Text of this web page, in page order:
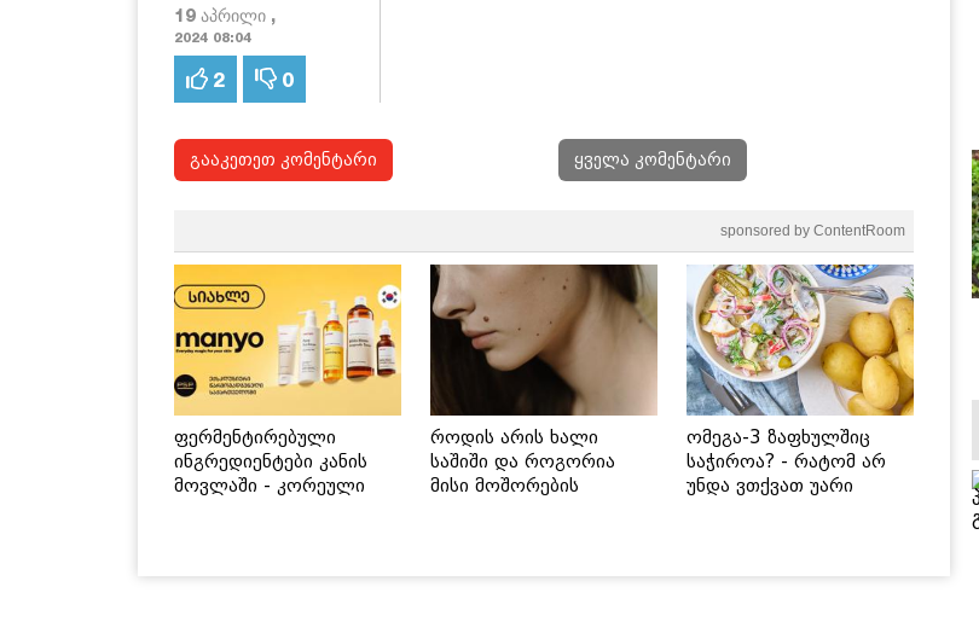
19 აპრილი ,
2024 08:04
2 0
გააკეთეთ კომენტარი ყველა კომენტარი
sponsored by ContentRoom
ფერმენტირებული
ინგრედიენტები კანის
მოვლაში - კორეული
როდის არის ხალი
საშიში და როგორია
მისი მოშორების
ომეგა-3 ზაფხულშიც
საჭიროა? - რატომ არ
უნდა ვთქვათ უარი